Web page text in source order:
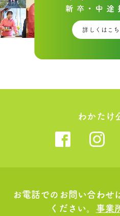
詳しくはこち
わかたけ
お電話でのお問い合わせ
ください。 事業